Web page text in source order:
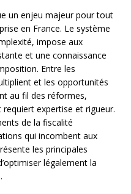
un enjeu majeur pour tout
en France. Le système
impose aux
et une connaissance
Entre les
et les opportunités
au fil des réformes,
expertise et rigueur.
de la fiscalité
qui incombent aux
les principales
légalement la